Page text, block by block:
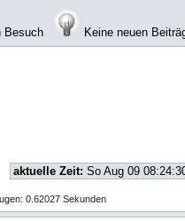
Besuch Keine neuen
aktuelle Zeit: So Aug 09
0.62027 Sekunden